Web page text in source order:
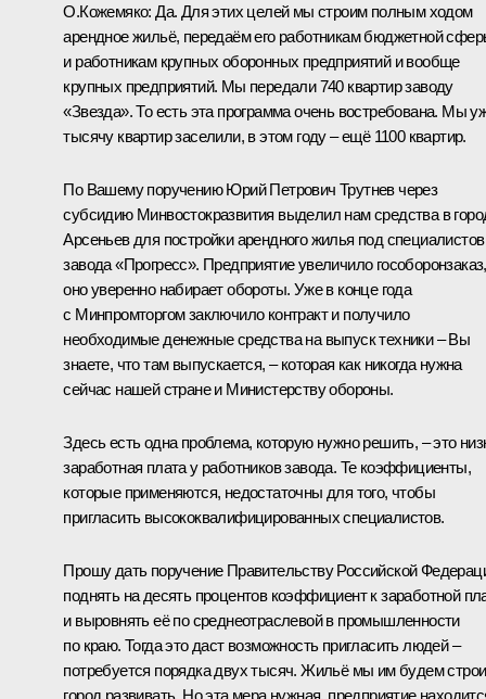
О.Кожемяко: Да. Для этих целей мы строим полным ходом
арендное жильё, передаём его работникам бюджетной
и работникам крупных оборонных предприятий и вообще
крупных предприятий. Мы передали 740 квартир заводу
«Звезда». То есть эта программа очень востребована. Мы
тысячу квартир заселили, в этом году – ещё 1100 квартир.
По Вашему поручению Юрий Петрович Трутнев через
субсидию Минвостокразвития выделил нам средства в
Арсеньев для постройки арендного жилья под специалистов
завода «Прогресс». Предприятие увеличило гособоронзаказ,
оно уверенно набирает обороты. Уже в конце года
с Минпромторгом заключило контракт и получило
необходимые денежные средства на выпуск техники – Вы
знаете, что там выпускается, – которая как никогда нужна
сейчас нашей стране и Министерству обороны.
Здесь есть одна проблема, которую нужно решить, – это
заработная плата у работников завода. Те коэффициенты,
которые применяются, недостаточны для того, чтобы
пригласить высококвалифицированных специалистов.
Прошу дать поручение Правительству Российской
поднять на десять процентов коэффициент к заработной
и выровнять её по среднеотраслевой в промышленности
по краю. Тогда это даст возможность пригласить людей –
потребуется порядка двух тысяч. Жильё мы им будем
город развивать. Но эта мера нужная, предприятие